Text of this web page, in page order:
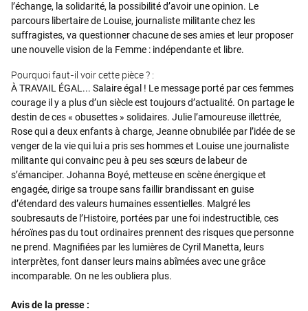
l’échange, la solidarité, la possibilité d’avoir une opinion. Le
parcours libertaire de Louise, journaliste militante chez les
suffragistes, va questionner chacune de ses amies et leur proposer
une nouvelle vision de la Femme : indépendante et libre.
Pourquoi faut-il voir cette pièce ? :
À TRAVAIL ÉGAL... Salaire égal ! Le message porté par ces femmes
courage il y a plus d’un siècle est toujours d’actualité. On partage le
destin de ces « obusettes » solidaires. Julie l’amoureuse illettrée,
Rose qui a deux enfants à charge, Jeanne obnubilée par l’idée de se
venger de la vie qui lui a pris ses hommes et Louise une journaliste
militante qui convainc peu à peu ses sœurs de labeur de
s’émanciper. Johanna Boyé, metteuse en scène énergique et
engagée, dirige sa troupe sans faillir brandissant en guise
d’étendard des valeurs humaines essentielles. Malgré les
soubresauts de l’Histoire, portées par une foi indestructible, ces
héroïnes pas du tout ordinaires prennent des risques que personne
ne prend. Magnifiées par les lumières de Cyril Manetta, leurs
interprètes, font danser leurs mains abîmées avec une grâce
incomparable. On ne les oubliera plus.
Avis de la presse :